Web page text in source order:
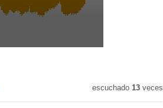
escuchado 13veces